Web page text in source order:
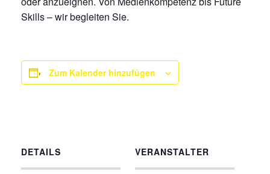
Skills – wir begleiten Sie.
Zum Kalender hinzufügen
DETAILS VERANSTALTER